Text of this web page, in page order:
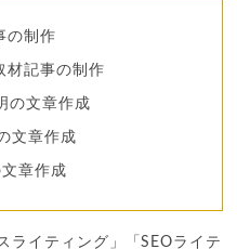
の制作
材記事の制作
の文章作成
文章作成
章作成
ライティング」「SEOライテ